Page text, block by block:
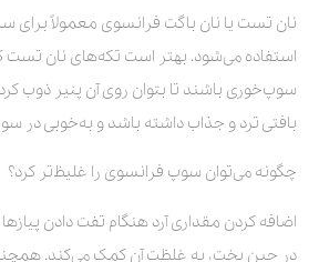
نان تست یا نان باگت فرانسوی معمولاً برای
استفاده می‌شود. بهتر است تکه‌های نان تست
سوپ‌خوری باشند تا بتوان روی آن پنیر ذوب
بافتی ترد و جذاب داشته باشد و به‌خوبی در
چگونه می‌توان سوپ فرانسوی را غلیظ‌تر کرد؟
اضافه کردن مقداری آرد هنگام تفت دادن
در حین پخت، به غلظت آن کمک می‌کند.